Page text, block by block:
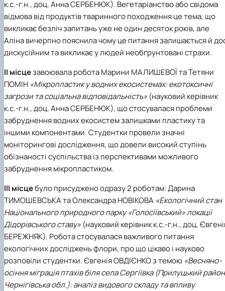
к.с.-г.н., доц.Анна СЕРБЕНЮК). Вегетаріанство або свідома
відмова від продуктів тваринного походження це тема, що
викликає безліч запитань уже не один десяток років, але
Аліна вичерпно пояснила чому це питання залишається й
дискусійним та викликає у людей необґрунтовані страхи.
ІІ місцезавоювала роботаМарини МАЛИШЕВОЇтаТетяни
ПОМІН «Мікропластик у водних екосистемах: екотоксичні
загрози та соціальна відповідальність» (науковий керівник
к.с.-г.н., доц.Анна СЕРБЕНЮК), що стосувалася проблеми
забруднення водних екосистем залишками пластику та
іншими компонентами. Студентки провели значні
моніторингові дослідження, що довели високий ступінь
обізнаності суспільства із перспективами можливого
забруднення мікропластиком.
ІІІ місцебуло присуджено одразу 2 роботам:Дарина
ТИМОШЕВСЬКАтаОлександра НОВІКОВА «Екологічний стан
Національного природного парку «Голосіївський» локації
Дідорівського ставу» (науковий керівник к.с.-г.н., доц.
БЕРЕЖНЯК). Робота стосувалася важливого питання
екологічних досліджень флори, про що цікаво і науково
розповіли студентки.Євгенія ОВДІЄНКОз темою «Весняно-
осіння міграція птахів біля села Сергіївка (Прилуцький
Чернігівська обл.): аналіз видового складу та впливу